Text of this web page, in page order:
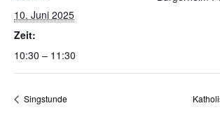
10. Juni 2025
Zeit:
10:30 – 11:30
Singstunde